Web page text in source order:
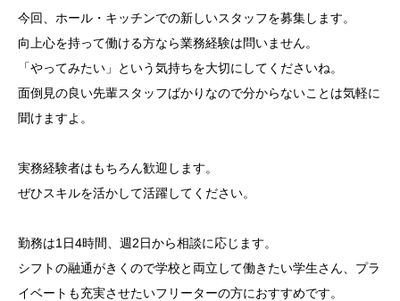
今回、ホール・キッチンでの新しいスタッフを募集します。
向上心を持って働ける方なら業務経験は問いません。
「やってみたい」という気持ちを大切にしてくださいね。
面倒見の良い先輩スタッフばかりなので分からないことは気軽に
聞けますよ。
実務経験者はもちろん歓迎します。
ぜひスキルを活かして活躍してください。
勤務は1日4時間、週2日から相談に応じます。
シフトの融通がきくので学校と両立して働きたい学生さん、プラ
イベートも充実させたいフリーターの方におすすめです。